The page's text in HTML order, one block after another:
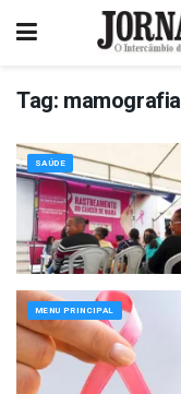
Tag: mamografia
SAÚDE
MENU PRINCIPAL